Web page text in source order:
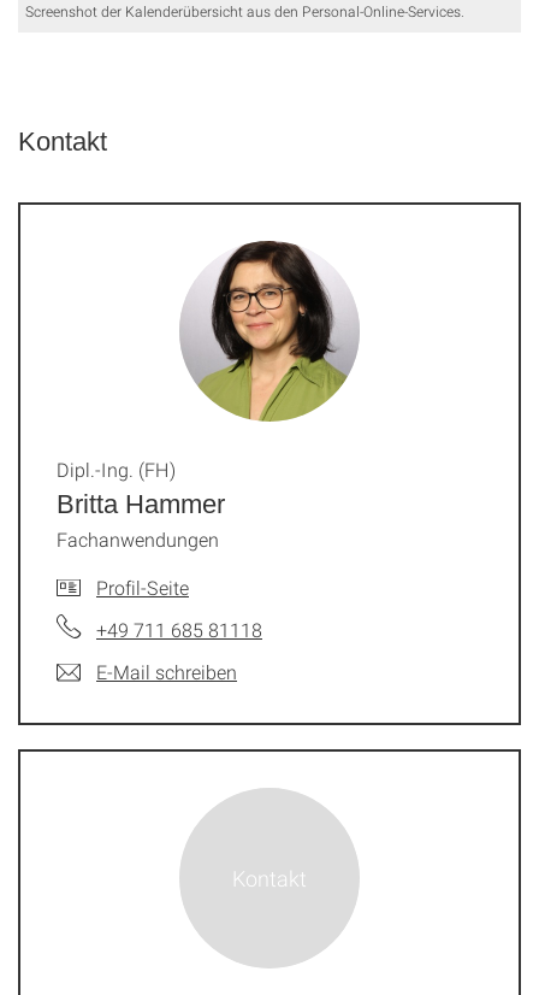
Screenshot der Kalenderübersicht aus den Personal-Online-Services.
Kontakt
Britta Hammer
Dipl.-Ing. (FH)
Fachanwendungen
Profil-Seite
+49 711 685 81118
E-Mail schreiben